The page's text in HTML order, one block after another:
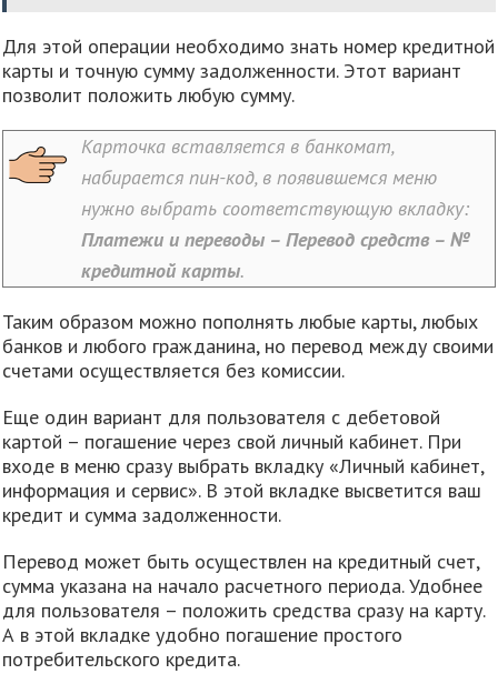
Для этой операции необходимо знать номер кредитной
карты и точную сумму задолженности. Этот вариант
позволит положить любую сумму.
Карточка вставляется в банкомат,
набирается пин-код, в появившемся меню
нужно выбрать соответствующую вкладку:
Платежи и переводы – Перевод средств – №
кредитной карты.
Таким образом можно пополнять любые карты, любых
банков и любого гражданина, но перевод между своими
счетами осуществляется без комиссии.
Еще один вариант для пользователя с дебетовой
картой – погашение через свой личный кабинет. При
входе в меню сразу выбрать вкладку «Личный кабинет,
информация и сервис». В этой вкладке высветится ваш
кредит и сумма задолженности.
Перевод может быть осуществлен на кредитный счет,
сумма указана на начало расчетного периода. Удобнее
для пользователя – положить средства сразу на карту.
А в этой вкладке удобно погашение простого
потребительского кредита.